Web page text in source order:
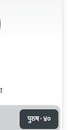
पुरुष · ४०